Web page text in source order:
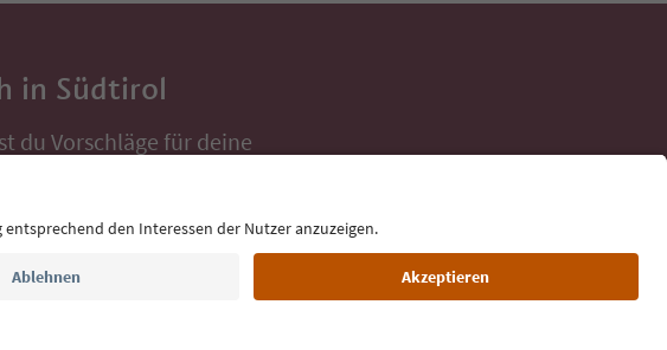
in Südtirol
du Vorschläge für deine